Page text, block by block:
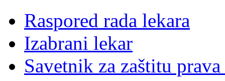
Raspored rada lekara
Izabrani lekar
Savetnik za zaštitu